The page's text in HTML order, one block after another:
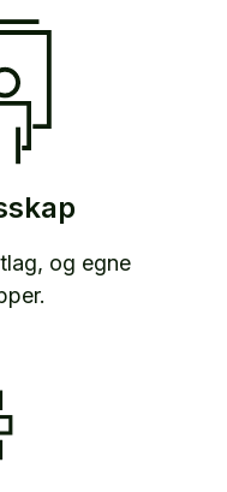
og egne